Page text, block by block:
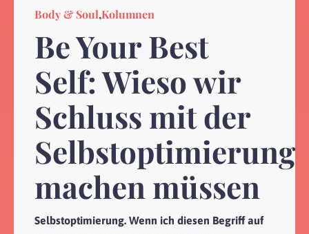
Body & Soul,Kolumnen
Be Your Best
Self: Wieso wir
Schluss mit der
Selbstoptimierung
machen müssen
Selbstoptimierung. Wenn ich diesen Begriff auf